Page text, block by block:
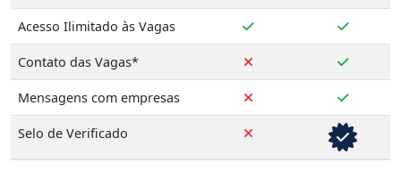
Acesso Ilimitado às Vagas
Contato das Vagas*
Mensagens com empresas
Selo de Verificado